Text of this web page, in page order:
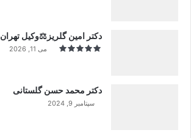
دکتر امین گلریز⚖️وکیل تهران
می 11, 2026
دکتر محمد حسن گلستانی
سپتامبر 9, 2024